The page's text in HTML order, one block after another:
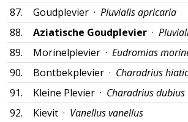
87.
Goudplevier · Pluvialis apricaria
88.
Aziatische Goudplevier ·
89.
Morinelplevier · Eudromias
90.
Bontbekplevier · Charadrius
91.
Kleine Plevier · Charadrius dubius
92.
Kievit · Vanellus vanellus